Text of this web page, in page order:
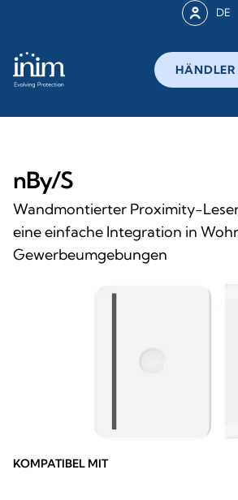
DE
nBy/S
Wandmontierter Proximity-
eine einfache Integration in
Gewerbeumgebungen
KOMPATIBEL MIT